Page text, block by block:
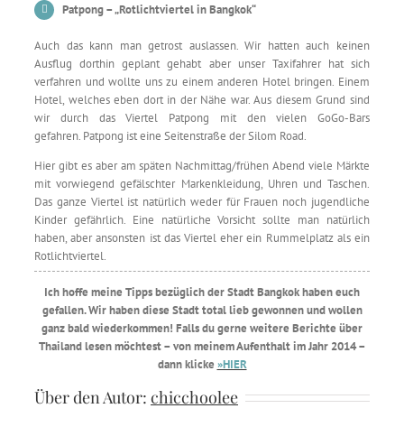
Patpong – „Rotlichtviertel in Bangkok“
Auch das kann man getrost auslassen. Wir hatten auch keinen
Ausflug dorthin geplant gehabt aber unser Taxifahrer hat sich
verfahren und wollte uns zu einem anderen Hotel bringen. Einem
Hotel, welches eben dort in der Nähe war. Aus diesem Grund sind
wir durch das Viertel Patpong mit den vielen GoGo-Bars
gefahren. Patpong ist eine Seitenstraße der Silom Road.
Hier gibt es aber am späten Nachmittag/frühen Abend viele Märkte
mit vorwiegend gefälschter Markenkleidung, Uhren und Taschen.
Das ganze Viertel ist natürlich weder für Frauen noch jugendliche
Kinder gefährlich. Eine natürliche Vorsicht sollte man natürlich
haben, aber ansonsten ist das Viertel eher ein Rummelplatz als ein
Rotlichtviertel.
Ich hoffe meine Tipps bezüglich der Stadt Bangkok haben euch
gefallen. Wir haben diese Stadt total lieb gewonnen und wollen
ganz bald wiederkommen! Falls du gerne weitere Berichte über
Thailand lesen möchtest – von meinem Aufenthalt im Jahr 2014 –
dann klicke »HIER
Über den Autor: chicchoolee